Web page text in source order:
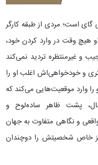
است؛ مردی از طبقه ‌کارگر
هیچ ‌وقت در وارد کردن خود،
و غیرمنتظره تردید نمی‌کند
و خودخواهی‌اش اغلب او را
را وارد موقعیت‌هایی می‌کند که
پشت ظاهر ساده‌لوح و
و نگاهی متفاوت به جهان
خاص شخصیتش را دوچندان